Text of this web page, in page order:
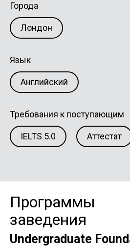
Города
Лондон
Язык
Английский
Требования к поступающим
IELTS 5.0 Аттестат
Программы
заведения
Undergraduate